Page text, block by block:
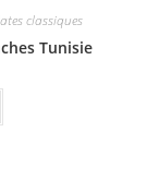
classiques
Tunisie